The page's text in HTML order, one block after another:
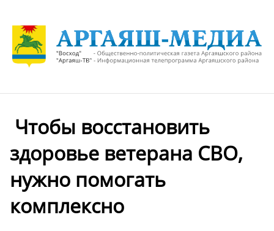
️ Чтобы восстановить
здоровье ветерана СВО,
нужно помогать
комплексно